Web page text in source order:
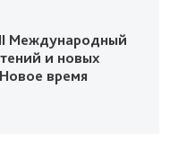
Международный
и новых
время